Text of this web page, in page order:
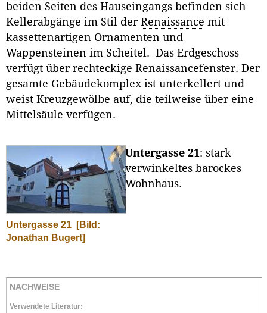
beiden Seiten des Hauseingangs befinden sich
Kellerabgänge im Stil der Renaissance mit
kassettenartigen Ornamenten und
Wappensteinen im Scheitel. Das Erdgeschoss
verfügt über rechteckige Renaissancefenster. Der
gesamte Gebäudekomplex ist unterkellert und
weist Kreuzgewölbe auf, die teilweise über eine
Mittelsäule verfügen.
Untergasse 21
[Bild:
Jonathan Bugert]
Untergasse 21 : stark
verwinkeltes barockes
Wohnhaus.
NACHWEISE
Verwendete Literatur: